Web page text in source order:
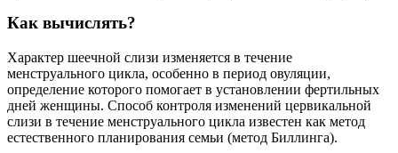
Как вычислять?
Характер шеечной слизи изменяется в течение
менструального цикла, особенно в период овуляции,
определение которого помогает в установлении фертильных
дней женщины. Способ контроля изменений цервикальной
слизи в течение менструального цикла известен как метод
естественного планирования семьи (метод Биллинга).